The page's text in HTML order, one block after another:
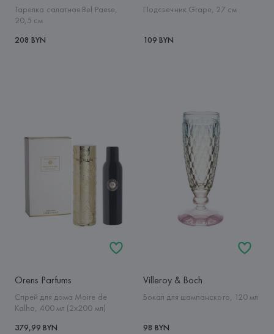
Тарелка салатная Bel Paese,
20,5 см
208 BYN
Подсвечник Grape, 27 см
109 BYN
Orens Parfums
Спрей для дома Moire de
Kalha, 400 мл (2x200 мл)
379,99 BYN
Villeroy & Boch
Бокал для шампанского, 120 мл
98 BYN